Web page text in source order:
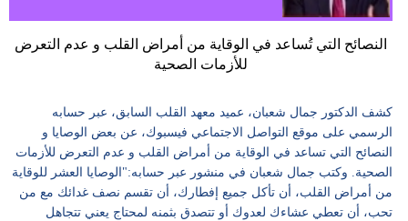
مشاكل
النصائح التي تُساعد في الوقاية من أمراض القلب و عدم التعرض
للأزمات الصحية
كشف الدكتور جمال شعبان، عميد معهد القلب السابق، عبر حسابه
الرسمي على موقع التواصل الاجتماعي فيسبوك، عن بعض الوصايا و
النصائح التي تساعد في الوقاية من أمراض القلب و عدم التعرض للأزمات
الصحية. وكتب جمال شعبان في منشور عبر حسابه:"الوصايا العشر للوقاية
من أمراض القلب، أن تأكل جميع إفطارك، أن تقسم نصف غدائك مع من
تحب، أن تعطي عشاءك لعدوك أو تتصدق بثمنه لمحتاج يعني تتجاهل